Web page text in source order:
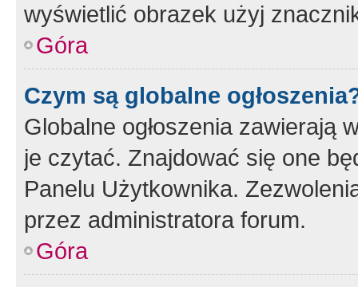
wyświetlić obrazek użyj
Góra
Czym są globalne
Globalne ogłoszenia zawierają
je czytać. Znajdować się one
Panelu Użytkownika.
przez administratora forum.
Góra